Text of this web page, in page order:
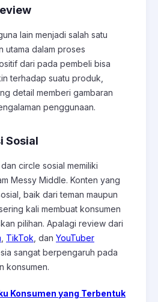
lain menjadi salah satu
utama dalam proses
dari pada pembeli bisa
terhadap suatu produk,
detail memberi gambaran
penggunaan.
Sosial
circle sosial memiliki
Messy Middle. Konten yang
baik dari teman maupun
kali membuat konsumen
pilihan. Apalagi review dari
TikTok , dan YouTuber
sangat berpengaruh pada
konsumen.
Konsumen yang Terbentuk